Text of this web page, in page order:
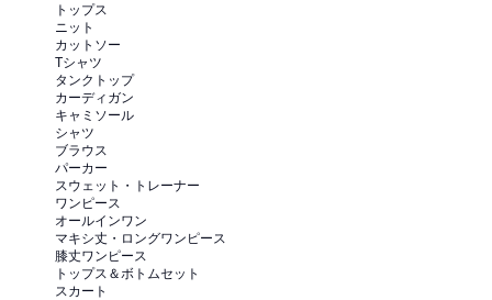
トップス
ニット
カットソー
Tシャツ
タンクトップ
カーディガン
キャミソール
シャツ
ブラウス
パーカー
スウェット・トレーナー
ワンピース
オールインワン
マキシ丈・ロングワンピース
膝丈ワンピース
トップス＆ボトムセット
スカート